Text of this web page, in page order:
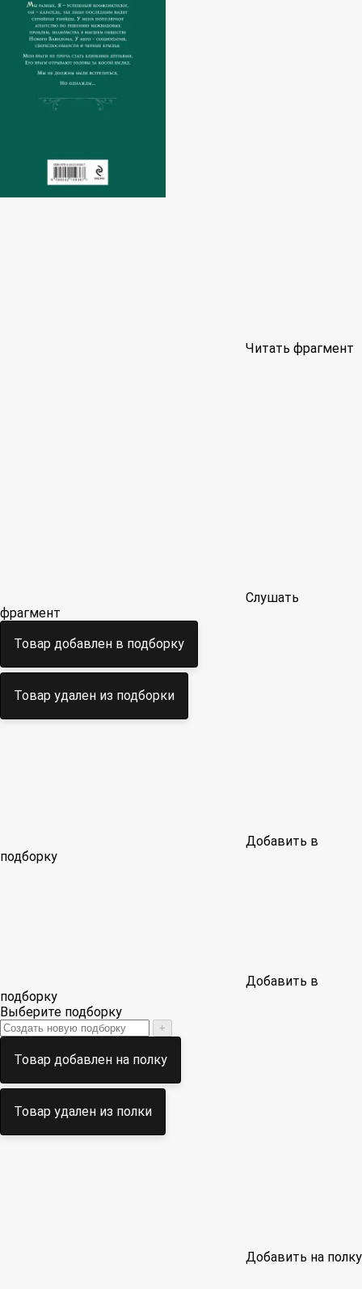
Читать фрагмент
Слушать
фрагмент
Товар добавлен в подборку
Товар удален из подборки
Добавить в
подборку
Добавить в
подборку
Выберите подборку
+
Товар добавлен на полку
Товар удален из полки
Добавить на полку